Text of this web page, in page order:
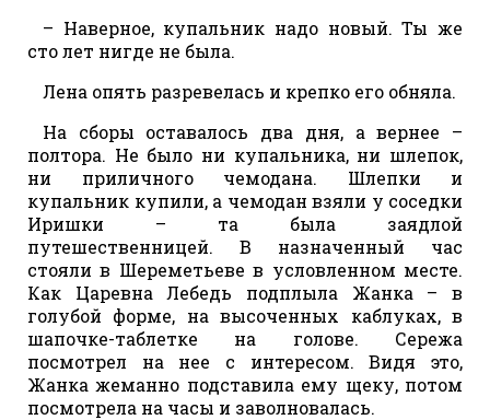
– Наверное, купальник надо новый. Ты же
сто лет нигде не была.
Лена опять разревелась и крепко его обняла.
На сборы оставалось два дня, а вернее –
полтора. Не было ни купальника, ни шлепок,
ни приличного чемодана. Шлепки и
купальник купили, а чемодан взяли у соседки
Иришки – та была заядлой
путешественницей. В назначенный час
стояли в Шереметьеве в условленном месте.
Как Царевна Лебедь подплыла Жанка – в
голубой форме, на высоченных каблуках, в
шапочке-таблетке на голове. Сережа
посмотрел на нее с интересом. Видя это,
Жанка жеманно подставила ему щеку, потом
посмотрела на часы и заволновалась.